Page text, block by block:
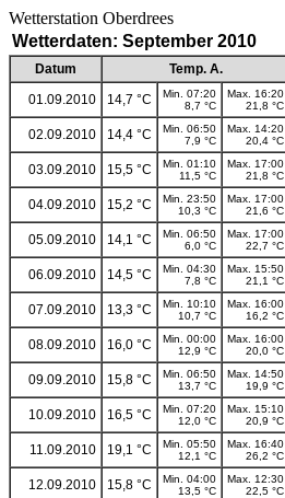
Wetterstation Oberdrees
Wetterdaten: September 2010
Datum Temp. A.
01.09.2010
14,7 °C
Min. 07:20
8,7 °C
Max. 16:20
21,8 °C
02.09.2010 14,4 °C
Min. 06:50
7,9 °C
Max. 14:20
20,4 °C
03.09.2010 15,5 °C
Min. 01:10
11,5 °C
Max. 17:00
21,8 °C
04.09.2010 15,2 °C
Min. 23:50
10,3 °C
Max. 17:00
21,6 °C
05.09.2010 14,1 °C
Min. 06:50
6,0 °C
Max. 17:00
22,7 °C
06.09.2010 14,5 °C
Min. 04:30
7,8 °C
Max. 15:50
21,1 °C
07.09.2010 13,3 °C
Min. 10:10
10,7 °C
Max. 16:00
16,2 °C
08.09.2010 16,0 °C
Min. 00:00
12,9 °C
Max. 16:00
20,0 °C
09.09.2010 15,8 °C
Min. 06:50
13,7 °C
Max. 14:50
19,9 °C
10.09.2010 16,5 °C
Min. 07:20
12,0 °C
Max. 15:10
20,9 °C
11.09.2010 19,1 °C
Min. 05:50
12,1 °C
Max. 16:40
26,2 °C
12.09.2010 15,8 °C
Min. 04:00
13,5 °C
Max. 12:30
22,5 °C